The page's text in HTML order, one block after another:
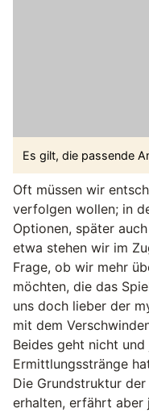
Es gilt, die passende
Oft müssen wir
verfolgen wollen; in
Optionen, später
etwa stehen wir im
Frage, ob wir mehr
möchten, die das
uns doch lieber der
mit dem
Beides geht nicht
Ermittlungsstränge
Die Grundstruktur
erhalten, erfährt aber